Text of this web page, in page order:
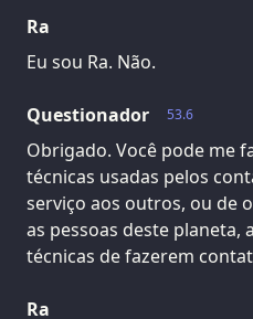
Ra
Eu sou Ra. Não.
53.6
Questionador
Obrigado. Você pode me
técnicas usadas pelos
serviço aos outros, ou de
as pessoas deste planeta,
técnicas de fazerem
Ra